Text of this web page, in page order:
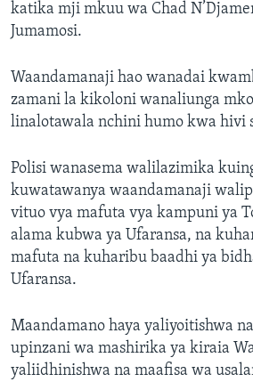
katika mji mkuu wa Chad
Jumamosi.
Waandamanaji hao wanadai
zamani la kikoloni wanaliunga
linalotawala nchini humo kwa hivi
Polisi wanasema walilazimika
kuwatawanya waandamanaji
vituo vya mafuta vya kampuni ya
alama kubwa ya Ufaransa, na
mafuta na kuharibu baadhi ya
Ufaransa.
Maandamano haya yaliyoitishwa
upinzani wa mashirika ya kiraia
yaliidhinishwa na maafisa wa